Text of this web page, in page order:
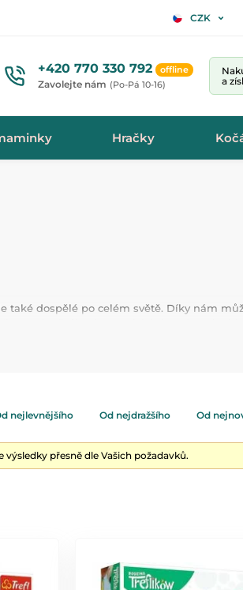
CZK
+420 770 330 792 offline
Zavolejte nám (Po-Pá 10-16)
a
Hračky
také dospělé po celém světě. Díky nám
nejlevnějšího Od nejdražšího Od
výsledky přesně dle Vašich požadavků.